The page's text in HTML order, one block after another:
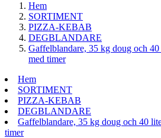
Hem
SORTIMENT
PIZZA-KEBAB
DEGBLANDARE
Gaffelblandare, 35 kg doug och
med timer
Hem
SORTIMENT
PIZZA-KEBAB
DEGBLANDARE
Gaffelblandare, 35 kg doug och 40
timer